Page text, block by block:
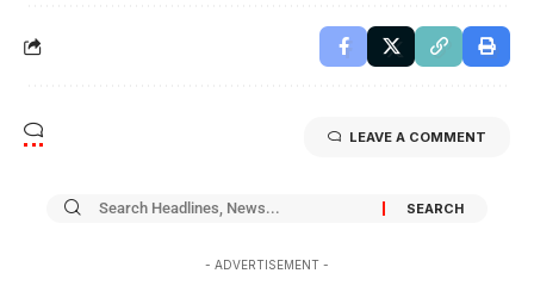
LEAVE A COMMENT
- ADVERTISEMENT -